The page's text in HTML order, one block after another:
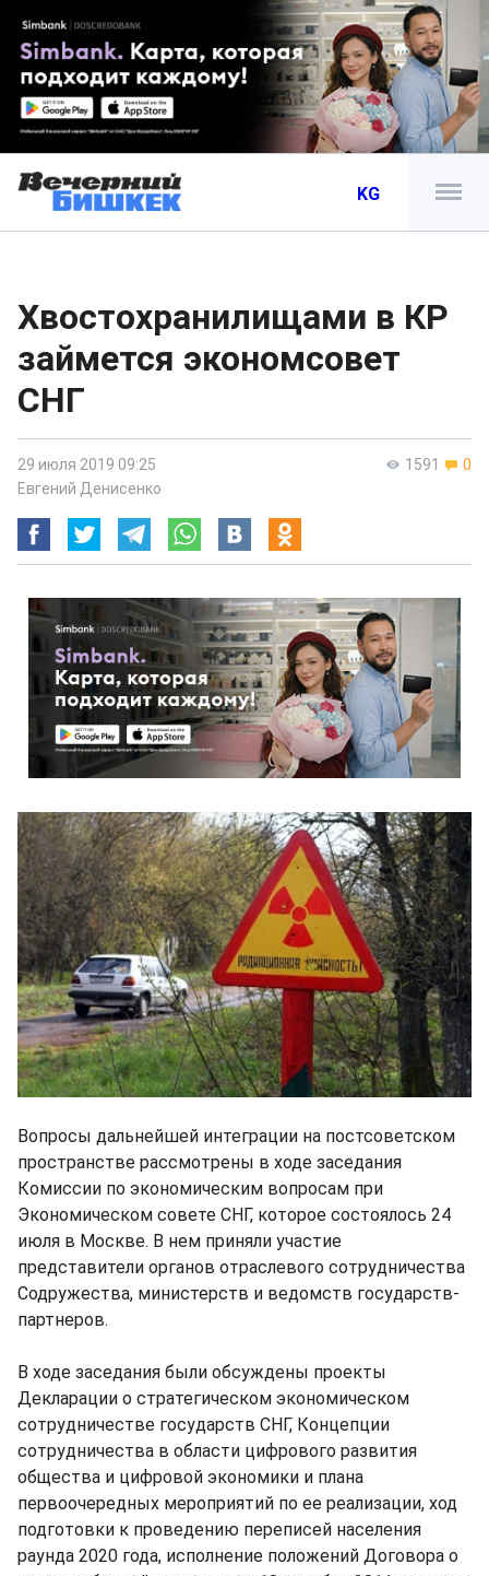
KG
Хвостохранилищами в КР
займется экономсовет
СНГ
1591 0
29 июля 2019 09:25
Евгений Денисенко
Вопросы дальнейшей интеграции на постсоветском
пространстве рассмотрены в ходе заседания
Комиссии по экономическим вопросам при
Экономическом совете СНГ, которое состоялось 24
июля в Москве. В нем приняли участие
представители органов отраслевого сотрудничества
Содружества, министерств и ведомств государств-
партнеров.
В ходе заседания были обсуждены проекты
Декларации о стратегическом экономическом
сотрудничестве государств СНГ, Концепции
сотрудничества в области цифрового развития
общества и цифровой экономики и плана
первоочередных мероприятий по ее реализации, ход
подготовки к проведению переписей населения
раунда 2020 года, исполнение положений Договора о